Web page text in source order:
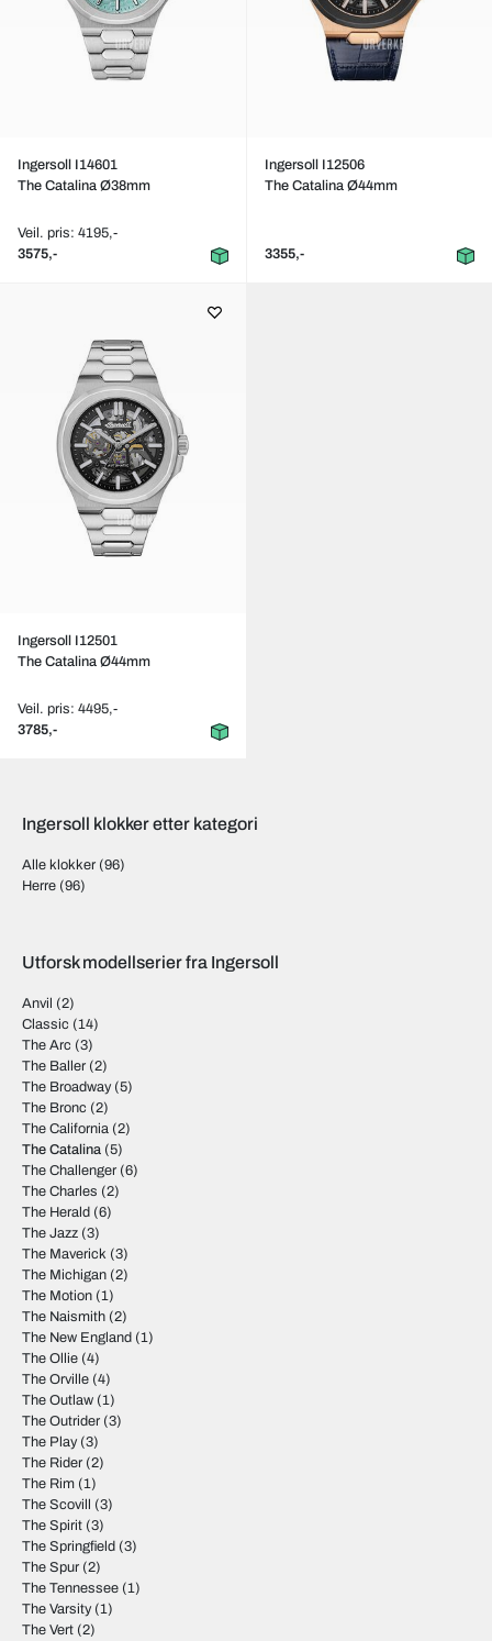
Ingersoll I14601
The Catalina Ø38mm
Veil. pris: 4195,-
3575,-
Ingersoll I12506
The Catalina Ø44mm
3355,-
Ingersoll I12501
The Catalina Ø44mm
Veil. pris: 4495,-
3785,-
Ingersoll klokker etter kategori
Alle klokker (96)
Herre (96)
Utforsk modellserier fra Ingersoll
Anvil (2)
Classic (14)
The Arc (3)
The Baller (2)
The Broadway(5)
The Bronc (2)
The California (2)
The Catalina (5)
The Challenger (6)
The Charles (2)
The Herald (6)
The Jazz (3)
The Maverick (3)
The Michigan (2)
The Motion (1)
The Naismith (2)
The New England (1)
The Ollie (4)
The Orville (4)
The Outlaw (1)
The Outrider (3)
The Play(3)
The Rider (2)
The Rim (1)
The Scovill
(3)
The Spirit (3)
The Springfield (3)
The Spur (2)
The Tennessee (1)
The Varsity(1)
The Vert (2)